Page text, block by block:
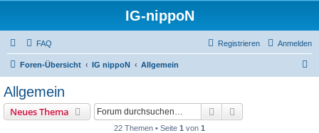
IG-nippoN
FAQ Anmelden
Registrieren
Foren-Übersicht IG nippoN Allgemein
Allgemein
Neues Thema Suche
22 Themen • Seite 1 von 1